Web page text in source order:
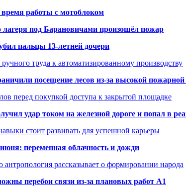
работы с мотоблоком
лагеря под Барановичами произошёл пожар
пальцы 13-летней дочери
труда к автоматизированному производству
посещение лесов из-за высокой пожарной
перед покупкой доступа к закрытой площадке
удар током на железной дороге и попал в
стоит развивать для успешной карьеры
переменная облачность и дожди
рассказывает о формировании народа
перебои связи из-за плановых работ A1